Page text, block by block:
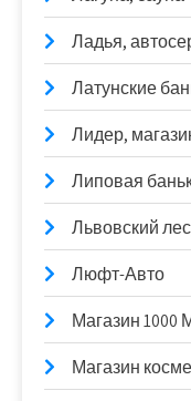
Ладья,
Латунские
Лидер,
Липовая
Львовский
Люфт-Авто
Магазин 1000
Магазин